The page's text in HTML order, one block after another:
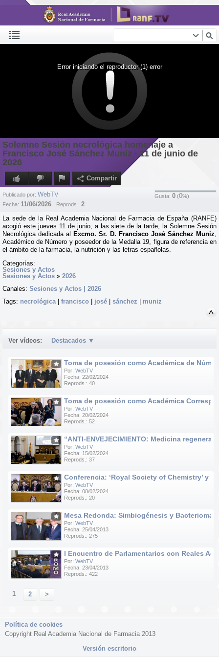
Error iniciando el reproductor (1) error
Solemne Sesión necrológica homenaje a
Francisco José Sánchez Muniz · 11 de junio de
2026
Compartir
Gusta: 0 (0%)
Publicado por: WebTV
Fecha: 11/06/2026 | Reprods.: 2
La sede de la Real Academia Nacional de Farmacia de España (RANFE)
acogió este jueves 11 de junio, a las siete de la tarde, la Solemne Sesión
Necrológica dedicada al Excmo. Sr. D. Francisco José Sánchez Muniz,
Académico de Número y poseedor de la Medalla 19, figura de referencia en
el ámbito de la farmacia, la nutrición y las letras españolas.
Categorías:
Sesiones y Actos
Sesiones y Actos » 2026
Canales: Sesiones y Actos | 2026
Tags: necrológica francisco josé sánchez muniz
Ver vídeos: Destacados ▼
Toma de posesión como Académica de
Por: WebTV
Fecha: 22/02/2024
Reprods.: 40
Toma de posesión como Académica
Por: WebTV
Fecha: 20/02/2024
Reprods.: 52
“ANTI-ENVEJECIMIENTO: Medicina
Por: WebTV
Fecha: 15/02/2024
Reprods.: 37
Conferencia: ‘Royal Society of Chemistry’ y
Por: WebTV
Fecha: 08/02/2024
Reprods.: 20
Mesa Redonda: Simbiogénesis y Bacteriomas
Por: WebTV
Fecha: 25/04/2013
Reprods.: 275
I Encuentro de Parlamentarios con Reales
Por: WebTV
Fecha: 23/04/2013
Reprods.: 422
1 2 >
Política de cookies
Copyright Real Academia Nacional de Farmacia 2013
Versión escritorio